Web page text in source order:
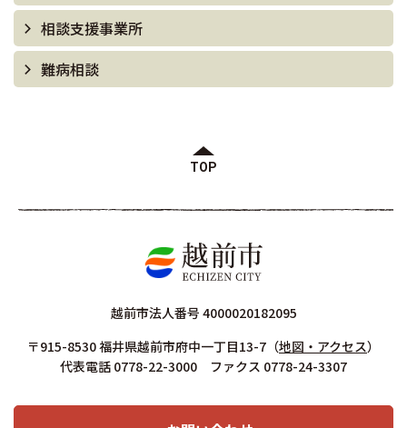
相談支援事業所
難病相談
TOP
越前市法人番号 4000020182095
〒915-8530 福井県越前市府中一丁目13-7 （地図・アクセス）
代表電話 0778-22-3000 ファクス 0778-24-3307